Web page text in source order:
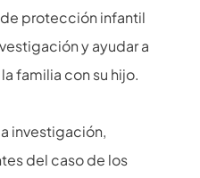
protección infantil
y ayudar a
familia con su hijo.
investigación,
del caso de los